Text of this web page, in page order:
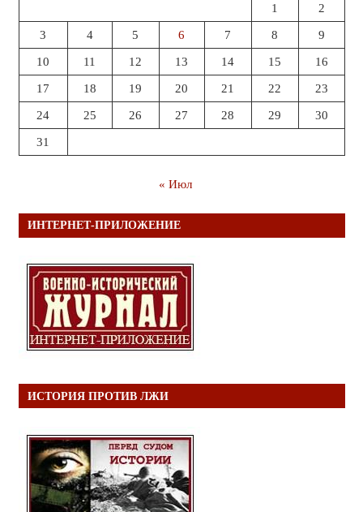
1 2
3 4 5 6 7 8 9
10 11 12 13 14 15 16
17 18 19 20 21 22 23
24 25 26 27 28 29 30
31
« Июл
ИНТЕРНЕТ-ПРИЛОЖЕНИЕ
ИСТОРИЯ ПРОТИВ ЛЖИ